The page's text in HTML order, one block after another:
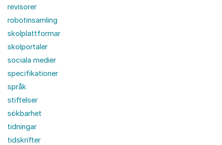
revisorer
robotinsamling
skolplattformar
skolportaler
sociala medier
specifikationer
språk
stiftelser
sökbarhet
tidningar
tidskrifter